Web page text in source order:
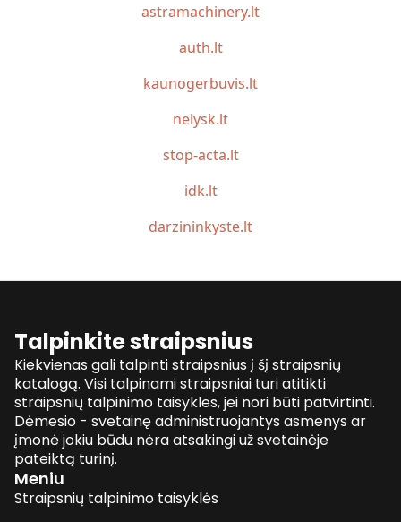
astramachinery.lt
auth.lt
kaunogerbuvis.lt
nelysk.lt
stop-acta.lt
idk.lt
darzininkyste.lt
Talpinkite straipsnius
Kiekvienas gali talpinti straipsnius į šį straipsnių
katalogą. Visi talpinami straipsniai turi atitikti
straipsnių talpinimo taisykles, jei nori būti patvirtinti.
Dėmesio - svetainę administruojantys asmenys ar
įmonė jokiu būdu nėra atsakingi už svetainėje
pateiktą turinį.
Meniu
Straipsnių talpinimo taisyklės